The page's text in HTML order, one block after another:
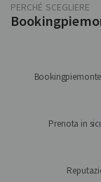
PERCHÉ SCEGLIERE
Prenota in